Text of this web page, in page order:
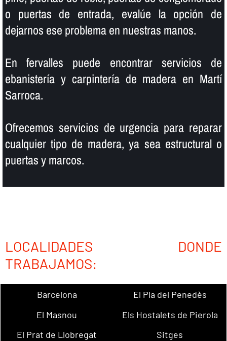
o puertas de entrada, evalúe la opción de
dejarnos ese problema en nuestras manos.
En fervalles puede encontrar servicios de
ebanisterí­a y carpinterí­a de madera en Martí
Sarroca.
Ofrecemos servicios de urgencia para reparar
cualquier tipo de madera, ya sea estructural o
puertas y marcos.
LOCALIDADES DONDE
TRABAJAMOS:
Barcelona
El Pla del Penedès
El Masnou
Els Hostalets de Pierola
El Prat de Llobregat
Sitges